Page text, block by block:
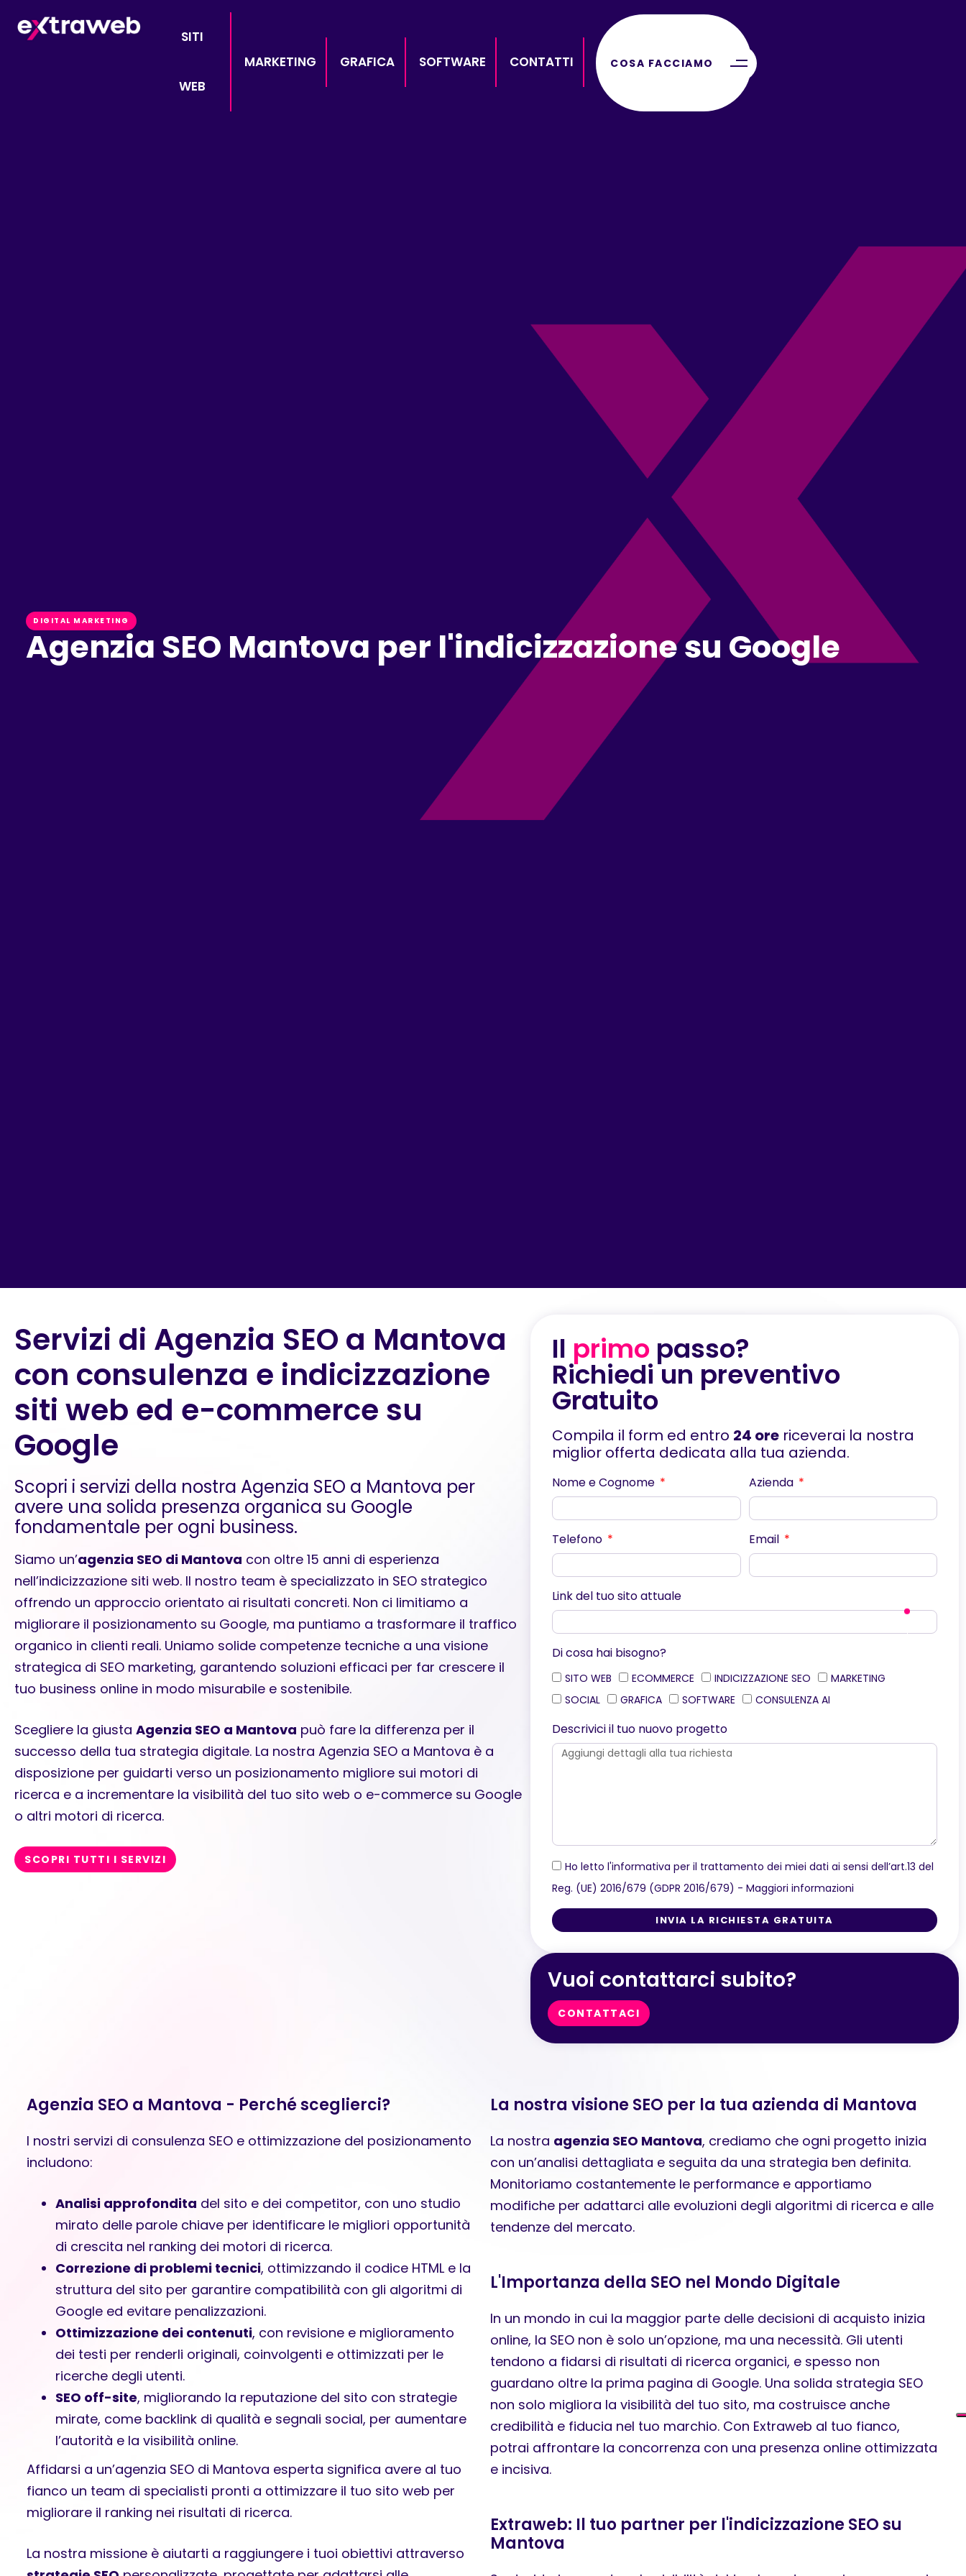
SITI
WEB
MARKETING GRAFICA SOFTWARE CONTATTI COSA FACCIAMO
DIGITAL MARKETING
Agenzia SEO Mantova per l'indicizzazione su Google
Servizi di Agenzia SEO a Mantova
con consulenza e indicizzazione
siti web ed e-commerce su
Google
Scopri i servizi della nostra Agenzia SEO a Mantova per
avere una solida presenza organica su Google
fondamentale per ogni business.
Siamo un’agenzia SEO di Mantova con oltre 15 anni di esperienza
nell’indicizzazione siti web. Il nostro team è specializzato in SEO strategico
offrendo un approccio orientato ai risultati concreti. Non ci limitiamo a
migliorare il posizionamento su Google, ma puntiamo a trasformare il traffico
organico in clienti reali. Uniamo solide competenze tecniche a una visione
strategica di SEO marketing, garantendo soluzioni efficaci per far crescere il
tuo business online in modo misurabile e sostenibile.
Scegliere la giusta Agenzia SEO a Mantova può fare la differenza per il
successo della tua strategia digitale. La nostra Agenzia SEO a Mantova è a
disposizione per guidarti verso un posizionamento migliore sui motori di
ricerca e a incrementare la visibilità del tuo sito web o e-commerce su Google
o altri motori di ricerca.
SCOPRI TUTTI I SERVIZI
Il primo passo?
Richiedi un preventivo
Gratuito
Compila il form ed entro 24 orericeverai la nostra
miglior offerta dedicata alla tua azienda.
Nome e Cognome Azienda
Telefono Email
Link del tuo sito attuale
Di cosa hai bisogno?
SITO WEB ECOMMERCE INDICIZZAZIONE SEO
MARKETING
SOCIAL
GRAFICA SOFTWARE CONSULENZA AI
Descrivici il tuo nuovo progetto
Ho letto l'informativa per il trattamento dei miei dati ai sensi dell’art.13 del
Reg. (UE) 2016/679 (GDPR 2016/679) - Maggiori informazioni
INVIA LA RICHIESTA GRATUITA
Vuoi contattarci subito?
CONTATTACI
Agenzia SEO a Mantova - Perché sceglierci?
I nostri servizi di consulenza SEO e ottimizzazione del posizionamento
includono:
Analisi approfondita del sito e dei competitor, con uno studio
mirato delle parole chiave per identificare le migliori opportunità
di crescita nel ranking dei motori di ricerca.
Correzione di problemi tecnici, ottimizzando il codice HTML e la
struttura del sito per garantire compatibilità con gli algoritmi di
Google ed evitare penalizzazioni.
Ottimizzazione dei contenuti, con revisione e miglioramento
dei testi per renderli originali, coinvolgenti e ottimizzati per le
ricerche degli utenti.
SEO off-site, migliorando la reputazione del sito con strategie
mirate, come backlink di qualità e segnali social, per aumentare
l’autorità e la visibilità online.
Affidarsi a un’agenzia SEO di Mantova esperta significa avere al tuo
fianco un team di specialisti pronti a ottimizzare il tuo sito web per
migliorare il ranking nei risultati di ricerca.
La nostra missione è aiutarti a raggiungere i tuoi obiettivi attraverso
La nostra visione SEO per la tua azienda di Mantova
La nostra agenzia SEO Mantova, crediamo che ogni progetto inizia
con un’analisi dettagliata e seguita da una strategia ben definita.
Monitoriamo costantemente le performance e apportiamo
modifiche per adattarci alle evoluzioni degli algoritmi di ricerca e alle
tendenze del mercato.
L'Importanza della SEO nel Mondo Digitale
In un mondo in cui la maggior parte delle decisioni di acquisto inizia
online, la SEO non è solo un’opzione, ma una necessità. Gli utenti
tendono a fidarsi di risultati di ricerca organici, e spesso non
guardano oltre la prima pagina di Google. Una solida strategia SEO
non solo migliora la visibilità del tuo sito, ma costruisce anche
credibilità e fiducia nel tuo marchio. Con Extraweb al tuo fianco,
potrai affrontare la concorrenza con una presenza online ottimizzata
e incisiva.
Extraweb: Il tuo partner per l'indicizzazione SEO su
Mantova